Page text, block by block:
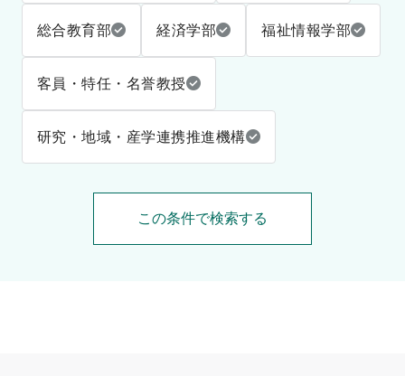
総合教育部 経済学部 福祉情報学部
客員・特任・名誉教授
研究・地域・産学連携推進機構
この条件で検索する